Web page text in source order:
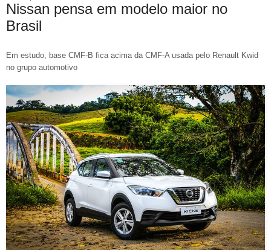
Nissan pensa em modelo maior no
Brasil
Em estudo, base CMF-B fica acima da CMF-A usada pelo Renault Kwid
no grupo automotivo